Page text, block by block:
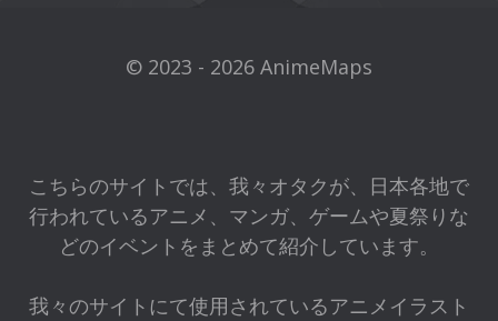
© 2023 - 2026 AnimeMaps
こちらのサイトでは、我々オタクが、日本各地で
行われているアニメ、マンガ、ゲームや夏祭りな
どのイベントをまとめて紹介しています。
我々のサイトにて使用されているアニメイラスト